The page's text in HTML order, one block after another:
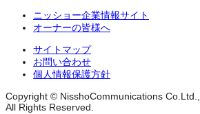
ニッショー企業情報サイト
オーナーの皆様へ
サイトマップ
お問い合わせ
個人情報保護方針
Copyright © NisshoCommunications Co.Ltd.,
All Rights Reserved.